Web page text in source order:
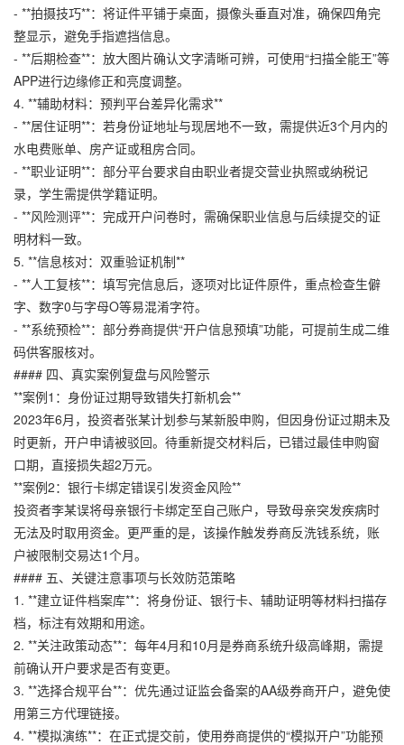
- **拍摄技巧**：将证件平铺于桌面，摄像头垂直对准，确保四角完
整显示，避免手指遮挡信息。
- **后期检查**：放大图片确认文字清晰可辨，可使用“扫描全能王”等
APP进行边缘修正和亮度调整。
4. **辅助材料：预判平台差异化需求**
- **居住证明**：若身份证地址与现居地不一致，需提供近3个月内的
水电费账单、房产证或租房合同。
- **职业证明**：部分平台要求自由职业者提交营业执照或纳税记
录，学生需提供学籍证明。
- **风险测评**：完成开户问卷时，需确保职业信息与后续提交的证
明材料一致。
5. **信息核对：双重验证机制**
- **人工复核**：填写完信息后，逐项对比证件原件，重点检查生僻
字、数字0与字母O等易混淆字符。
- **系统预检**：部分券商提供“开户信息预填”功能，可提前生成二维
码供客服核对。
#### 四、真实案例复盘与风险警示
**案例1：身份证过期导致错失打新机会**
2023年6月，投资者张某计划参与某新股申购，但因身份证过期未及
时更新，开户申请被驳回。待重新提交材料后，已错过最佳申购窗
口期，直接损失超2万元。
**案例2：银行卡绑定错误引发资金风险**
投资者李某误将母亲银行卡绑定至自己账户，导致母亲突发疾病时
无法及时取用资金。更严重的是，该操作触发券商反洗钱系统，账
户被限制交易达1个月。
#### 五、关键注意事项与长效防范策略
1. **建立证件档案库**：将身份证、银行卡、辅助证明等材料扫描存
档，标注有效期和用途。
2. **关注政策动态**：每年4月和10月是券商系统升级高峰期，需提
前确认开户要求是否有变更。
3. **选择合规平台**：优先通过证监会备案的AA级券商开户，避免使
用第三方代理链接。
4. **模拟演练**：在正式提交前，使用券商提供的“模拟开户”功能预